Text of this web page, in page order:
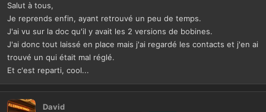
Salut à tous,
Je reprends enfin, ayant retrouvé un peu de temps.
J'ai vu sur la doc qu'il y avait les 2 versions de bobines.
J'ai donc tout laissé en place mais j'ai regardé les contacts et j'en ai
trouvé un qui était mal réglé.
Et c'est reparti, cool...
David